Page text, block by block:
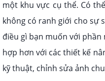
một khu vực cụ thể. Có
không có ranh giới cho sự
điều gì bạn muốn với phần
hợp hơn với các thiết kế
kỹ thuật, chỉnh sửa ảnh